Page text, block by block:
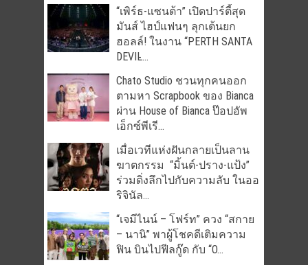
“เพิร์ธ-แซนต้า” เปิดปาร์ตี้สุด
มันส์ ไฮป์แฟนๆ ลุกเต้นยก
ฮอลล์! ในงาน “PERTH SANTA
DEVIL̵...
Chato Studio ชวนทุกคนออก
ตามหา Scrapbook ของ Bianca
ผ่าน House of Bianca ป๊อปอัพ
เอ็กซ์พีเรี...
เมื่อเวทีแห่งฝันกลายเป็นลาน
ฆาตกรรม “มิ้นต์-ปราง-แป้ง”
ร่วมดิ่งลึกไปกับความลับ ในออ
ริจินัล...
“เจมีไนน์ – โฟร์ท” ควง “สกาย
– นานิ” พาผู้โชคดีเติมความ
ฟิน บินไปฟีลกู๊ด กับ “O...